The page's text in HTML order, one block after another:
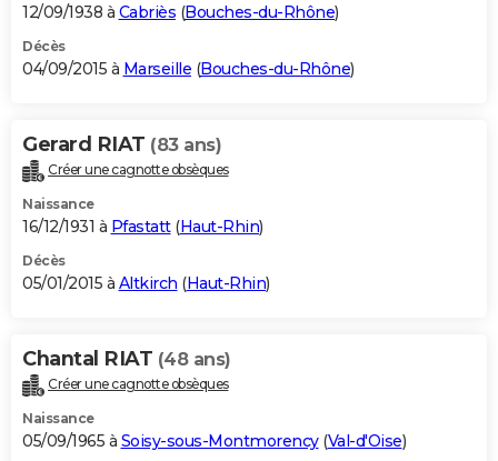
12/09/1938 à Cabriès (Bouches-du-Rhône)
Décès
04/09/2015 à Marseille (Bouches-du-Rhône)
Gerard RIAT (83 ans)
Créer une cagnotte obsèques
Naissance
16/12/1931 à Pfastatt(Haut-Rhin)
Décès
05/01/2015 à Altkirch (Haut-Rhin)
Chantal RIAT (48 ans)
Créer une cagnotte obsèques
Naissance
05/09/1965 à Soisy-sous-Montmorency(Val-d'Oise)